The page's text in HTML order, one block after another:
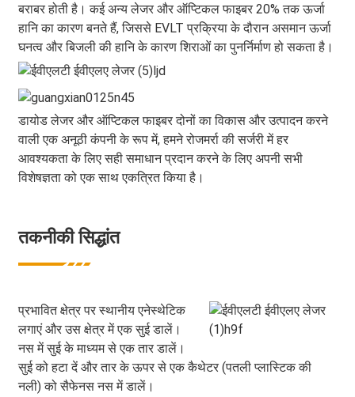
बराबर होती है। कई अन्य लेजर और ऑप्टिकल फाइबर 20% तक ऊर्जा
हानि का कारण बनते हैं, जिससे EVLT प्रक्रिया के दौरान असमान ऊर्जा
घनत्व और बिजली की हानि के कारण शिराओं का पुनर्निर्माण हो सकता है।
डायोड लेजर और ऑप्टिकल फाइबर दोनों का विकास और उत्पादन करने
वाली एक अनूठी कंपनी के रूप में, हमने रोजमर्रा की सर्जरी में हर
आवश्यकता के लिए सही समाधान प्रदान करने के लिए अपनी सभी
विशेषज्ञता को एक साथ एकत्रित किया है।
तकनीकी सिद्धांत
प्रभावित क्षेत्र पर स्थानीय एनेस्थेटिक
लगाएं और उस क्षेत्र में एक सुई डालें।
नस में सुई के माध्यम से एक तार डालें।
सुई को हटा दें और तार के ऊपर से एक कैथेटर (पतली प्लास्टिक की
नली) को सैफेनस नस में डालें।